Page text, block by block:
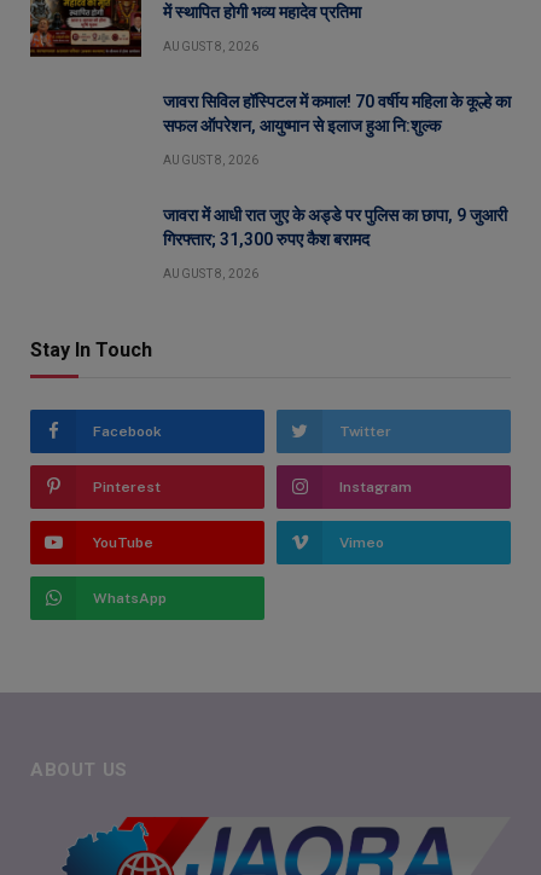
में स्थापित होगी भव्य महादेव प्रतिमा
AUGUST 8, 2026
जावरा सिविल हॉस्पिटल में कमाल! 70 वर्षीय महिला के कूल्हे का
सफल ऑपरेशन, आयुष्मान से इलाज हुआ नि:शुल्क
AUGUST 8, 2026
जावरा में आधी रात जुए के अड्डे पर पुलिस का छापा, 9 जुआरी
गिरफ्तार; 31,300 रुपए कैश बरामद
AUGUST 8, 2026
Stay In Touch
Facebook Twitter
Pinterest Instagram
YouTube Vimeo
WhatsApp
ABOUT US